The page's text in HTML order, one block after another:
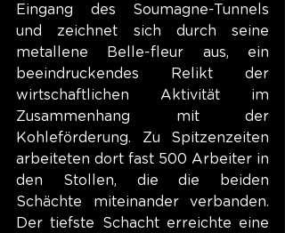
Eingang des Soumagne-Tunnels
und zeichnet sich durch seine
metallene Belle-fleur aus, ein
beeindruckendes Relikt der
wirtschaftlichen Aktivität im
Zusammenhang mit der
Kohleförderung. Zu Spitzenzeiten
arbeiteten dort fast 500 Arbeiter in
den Stollen, die die beiden
Schächte miteinander verbanden.
Der tiefste Schacht erreichte eine